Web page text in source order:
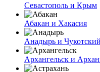
Севастополь и Крым
Абакан и Хакасия
Анадырь и
Архангельск и